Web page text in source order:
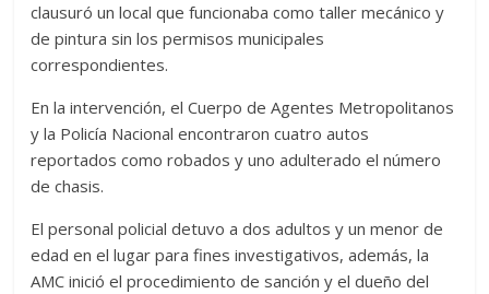
clausuró un local que funcionaba como taller mecánico y
de pintura sin los permisos municipales
correspondientes.
En la intervención, el Cuerpo de Agentes Metropolitanos
y la Policía Nacional encontraron cuatro autos
reportados como robados y uno adulterado el número
de chasis.
El personal policial detuvo a dos adultos y un menor de
edad en el lugar para fines investigativos, además, la
AMC inició el procedimiento de sanción y el dueño del